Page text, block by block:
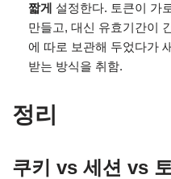
짧게 설정한다. 토큰이 가
만들고, 대신 유효기간이
에 따로 보관해 두었다가
받는 방식을 취함.
정리
쿠키 vs 세션 vs